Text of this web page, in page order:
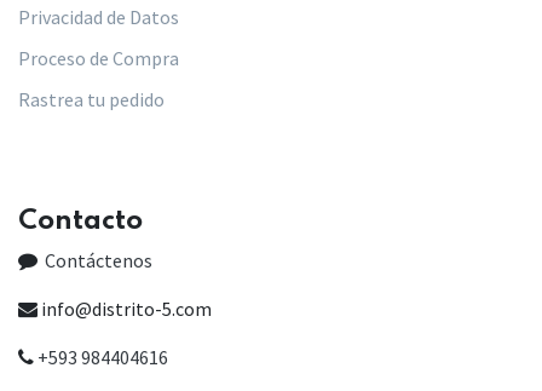
Privacidad de Datos
Proceso de Compra
Rastrea tu pedido
Contacto
Contáctenos
info@distrito-5.com
+593 984404616